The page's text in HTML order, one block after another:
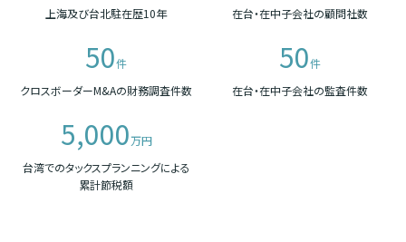
上海及び台北駐在歴10年
在台・在中子会社の顧問社数
50件
クロスボーダーM&Aの財務調査件数
50件
在台・在中子会社の監査件数
5,000万円
台湾でのタックスプランニングによる
累計節税額